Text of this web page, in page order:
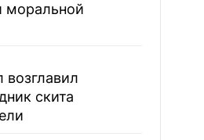
моральной
скита